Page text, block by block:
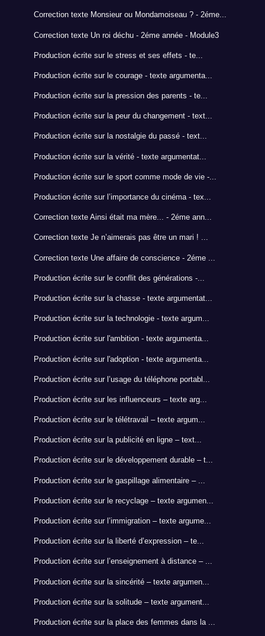
Correction texte Monsieur ou Mondamoiseau ? - 2éme...
Correction texte Un roi déchu - 2éme année - Module3
Production écrite sur le stress et ses effets - te...
Production écrite sur le courage - texte argumenta...
Production écrite sur la pression des parents - te...
Production écrite sur la peur du changement - text...
Production écrite sur la nostalgie du passé - text...
Production écrite sur la vérité - texte argumentat...
Production écrite sur le sport comme mode de vie -...
Production écrite sur l’importance du cinéma - tex...
Correction texte Ainsi était ma mère... - 2éme ann...
Correction texte Je n’aimerais pas être un mari ! ...
Correction texte Une affaire de conscience - 2éme ...
Production écrite sur le conflit des générations -...
Production écrite sur la chasse - texte argumentat...
Production écrite sur la technologie - texte argum...
Production écrite sur l'ambition - texte argumenta...
Production écrite sur l'adoption - texte argumenta...
Production écrite sur l’usage du téléphone portabl...
Production écrite sur les influenceurs – texte arg...
Production écrite sur le télétravail – texte argum...
Production écrite sur la publicité en ligne – text...
Production écrite sur le développement durable – t...
Production écrite sur le gaspillage alimentaire – ...
Production écrite sur le recyclage – texte argumen...
Production écrite sur l’immigration – texte argume...
Production écrite sur la liberté d’expression – te...
Production écrite sur l’enseignement à distance – ...
Production écrite sur la sincérité – texte argumen...
Production écrite sur la solitude – texte argument...
Production écrite sur la place des femmes dans la ...